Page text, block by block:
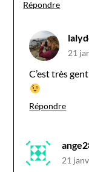
Répondre
21
C’est très
Répondre
21